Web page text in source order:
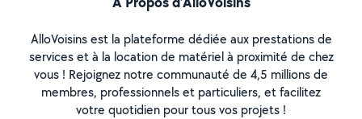
AlloVoisins est la plateforme dédiée aux prestations de
services et à la location de matériel à proximité de chez
vous ! Rejoignez notre communauté de 4,5 millions de
membres, professionnels et particuliers, et facilitez
votre quotidien pour tous vos projets !